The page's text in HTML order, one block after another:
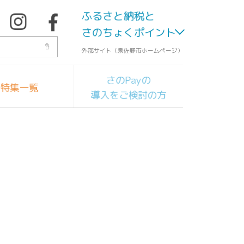
ふるさと納税と
さのちょくポイント
外部サイト（泉佐野市ホームページ）
特集一覧
さのPayの
導入をご検討の方